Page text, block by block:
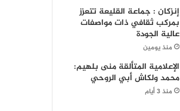
إنزكان : جماعة القليعة تتعزز
بمركب ثقافي ذات مواصفات
عالية الجودة
منذ يومين
الإعلامية المتألقة منى بلهيم:
محمد ولكاش أبي الروحي
منذ 3 أيام